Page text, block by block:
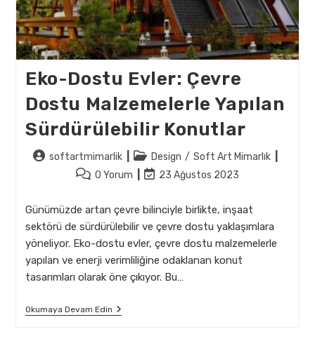
Eko-Dostu Evler: Çevre
Dostu Malzemelerle Yapılan
Sürdürülebilir Konutlar
Postsoftartmimarlik
Post
category:
Design / Soft Art Mimarlık
Post0 Yorum
Post
modified:
23 Ağustos 2023
Günümüzde artan çevre bilinciyle birlikte, inşaat
sektörü de sürdürülebilir ve çevre dostu yaklaşımlara
yöneliyor. Eko-dostu evler, çevre dostu malzemelerle
yapılan ve enerji verimliliğine odaklanan konut
tasarımları olarak öne çıkıyor. Bu…
Okumaya Devam EdinEko-